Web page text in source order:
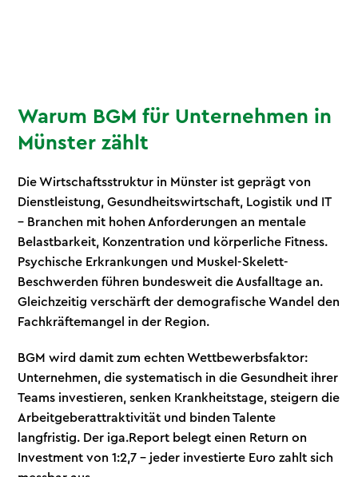
Warum BGM für Unternehmen in
Münster zählt
Die Wirtschaftsstruktur in Münster ist geprägt von
Dienstleistung, Gesundheitswirtschaft, Logistik und IT
– Branchen mit hohen Anforderungen an mentale
Belastbarkeit, Konzentration und körperliche Fitness.
Psychische Erkrankungen und Muskel-Skelett-
Beschwerden führen bundesweit die Ausfalltage an.
Gleichzeitig verschärft der demografische Wandel den
Fachkräftemangel in der Region.
BGM wird damit zum echten Wettbewerbsfaktor:
Unternehmen, die systematisch in die Gesundheit ihrer
Teams investieren, senken Krankheitstage, steigern die
Arbeitgeberattraktivität und binden Talente
langfristig. Der iga.Report belegt einen Return on
Investment von 1:2,7 – jeder investierte Euro zahlt sich